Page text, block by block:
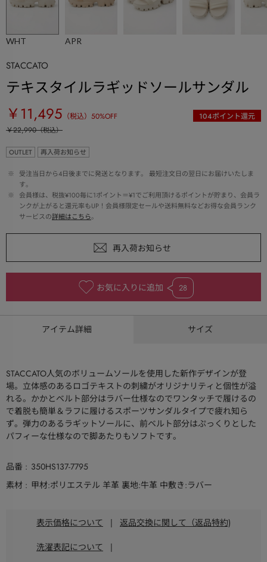
WHT APR
STACCATO
テキスタイルラギッドソールサンダル
￥11,495 （税込） 50%OFF 104ポイント還元
￥22,990（税込）
OUTLET 再入荷お知らせ
※
受注当日から4日後までに発送となります。 最短注文日の翌日にお届けいたしま
す。
※
会員様は、税抜¥100毎に1ポイント＝¥1でご利用頂けるポイントが貯まり、会員ラ
ンクが上がると還元率もUP！会員様限定セールや送料無料などお得な会員ランク
サービスの詳細はこちら。
お気に入りに追加 28
アイテム詳細 サイズ
STACCATO人気のボリュームソールを使用した新作デザインが登
場。立体感のあるロゴテキストの刺繍がオリジナリティと個性が溢
れる。かかとベルト部分はラバー仕様なのでワンタッチで履けるの
で着脱も簡単＆ラフに履けるスポーツサンダルタイプで疲れ知ら
ず。弾力のあるラギットソールに、前ベルト部分はぷっくりとした
パフィーな仕様なので脚あたりもソフトです。
品番
350HS137-7795
素材
甲材:ポリエステル 羊革 裏地:牛革 中敷き:ラバー
表示価格について | 返品交換に関して（返品特約)
洗濯表記について |